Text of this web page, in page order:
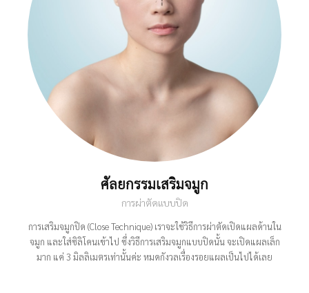
ศัลยกรรมเสริมจมูก
การผ่าตัดแบบปิด
การเสริมจมูกปิด (Close Technique) เราจะใช้วิธีการผ่าตัดเปิดแผลด้านใน
จมูก และใส่ซิลิโคนเข้าไป ซึ่งวิธีการเสริมจมูกแบบปิดนั้น จะเปิดแผลเล็ก
มาก แค่ 3 มิลลิเมตรเท่านั้นค่ะ หมดกังวลเรื่องรอยแผลเป็นไปได้เลย